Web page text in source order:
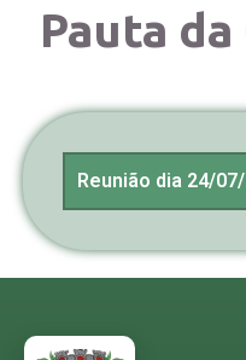
Pauta da
Reunião dia 24/